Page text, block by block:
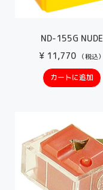
ND-155G NUDE
¥11,770 （税込）
カートに追加